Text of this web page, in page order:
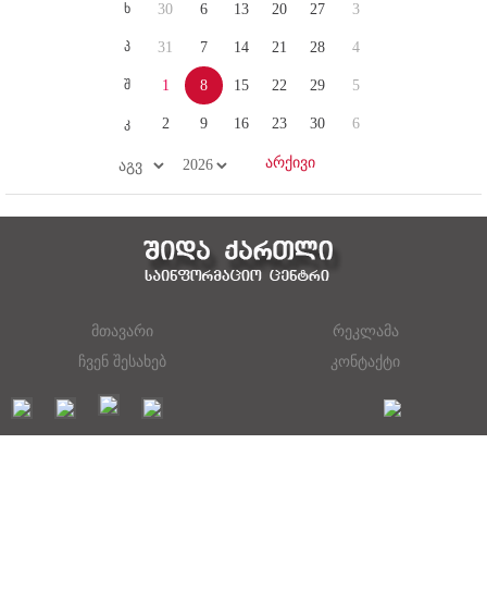
ხ
პ
შ
კ
30
31
1
2
6
7
8
9
13
14
15
16
20
21
22
23
27
28
29
30
3
4
5
6
მთავარი
რეკლამა
ჩვენ შესახებ
კონტაქტი